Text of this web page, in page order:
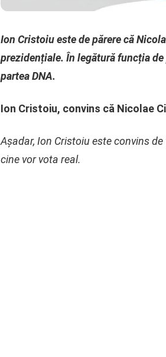
Ion Cristoiu este de părere că
prezidențiale. În legătură funcția
partea DNA.
Ion Cristoiu, convins că Nicolae
Așadar, Ion Cristoiu este convins
cine vor vota real.